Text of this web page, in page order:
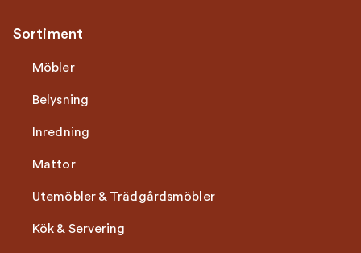
Sortiment
Möbler
Belysning
Inredning
Mattor
Utemöbler & Trädgårdsmöbler
Kök & Servering